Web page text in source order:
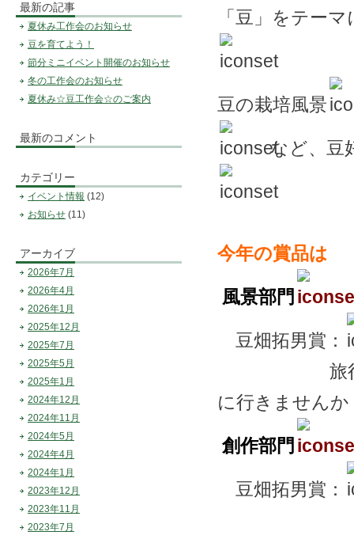
「豆」をテー
豆の栽培風景
など、豆
今年の賞品は
風景部門
豆畑拓男賞：
旅行が趣味
に行きませんか
創作部門
豆畑拓男賞：
最新の記事
夏休み工作会のお知らせ
豆を育てよう！
節分ミニイベント開催のお知らせ
冬の工作会のお知らせ
夏休み☆豆工作会☆のご案内
最新のコメント
カテゴリー
イベント情報 (12)
お知らせ (11)
アーカイブ
2026年7月
2026年4月
2026年1月
2025年12月
2025年7月
2025年5月
2025年1月
2024年12月
2024年11月
2024年5月
2024年4月
2024年1月
2023年12月
2023年11月
2023年7月